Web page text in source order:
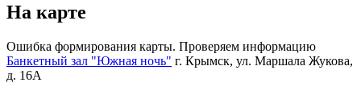
На карте
Ошибка формирования карты. Проверяем информацию
Банкетный зал "Южная ночь" г. Крымск, ул. Маршала Жукова,
д. 16А